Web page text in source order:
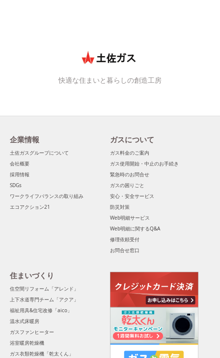
快適な住まいと暮らしの創造工房
企業情報
土佐ガスグループについて
会社概要
採用情報
SDGs
ワークライフバランスの取り組み
エコアクション21
ガスについて
ガス料金のご案内
ガス使用開始・中止のお手続き
緊急時のお問合せ
ガスの困りごと
安心・安全サービス
防災対策
Web明細サービス
Web明細に関するQ&A
修理依頼受付
お問合せ窓口
住まいづくり
住空間リフォーム「アレンド」
上下水道専門チーム「アクア」
福祉用具&住宅改修「aico」
温水式床暖房
ガスファンヒーター
浴室暖房乾燥機
ガス衣類乾燥機「乾太くん」